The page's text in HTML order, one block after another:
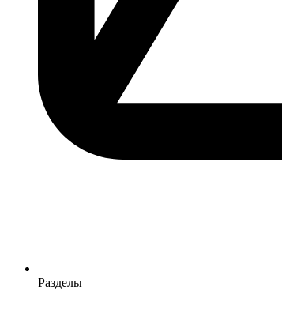
Разделы